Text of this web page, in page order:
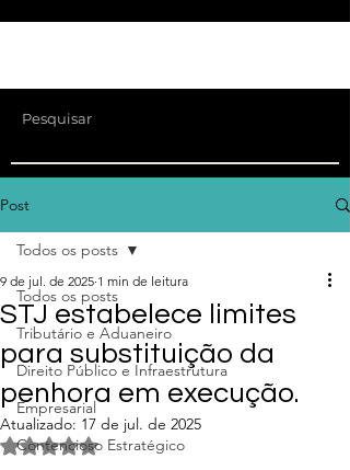
Post
Todos os posts
Tributário e Aduaneiro
Direito Público e Infraestrutura
Empresarial
Contencioso Estratégico
Todos os posts
STJ estabelece limites
para substituição da
penhora em execução.
9 de jul. de 2025 1 min de leitura
Atualizado: 17 de jul. de 2025
Avaliado com NaN de 5 estrelas.